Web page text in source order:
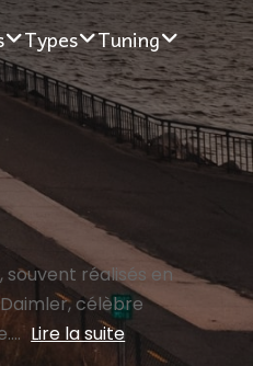
Types Tuning
souvent réalisés en
célèbre
Lire la suite